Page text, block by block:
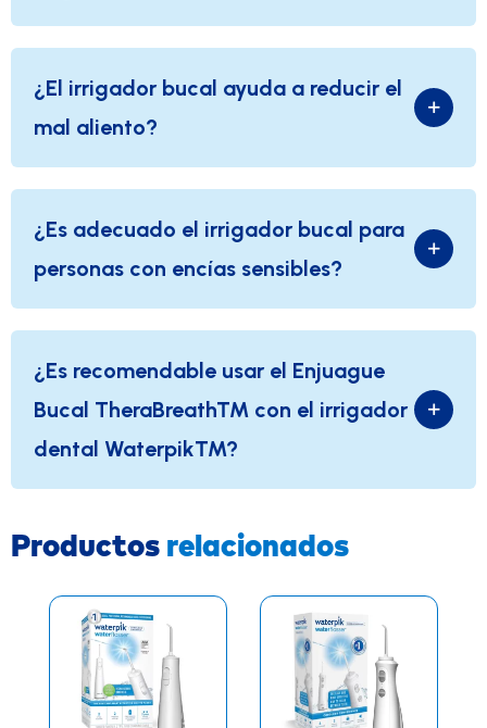
¿El irrigador bucal ayuda a reducir el
mal aliento?
¿Es adecuado el irrigador bucal para
personas con encías sensibles?
¿Es recomendable usar el Enjuague
Bucal TheraBreath™ con el irrigador
dental Waterpik™?
Productos relacionados